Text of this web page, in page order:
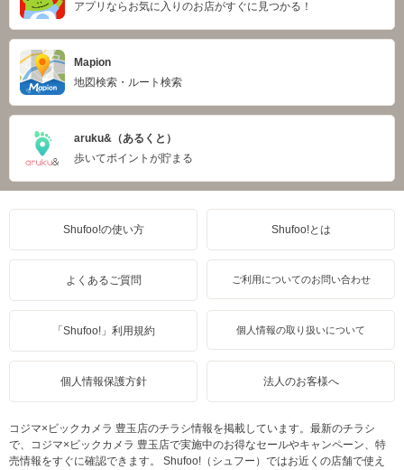
アプリならお気に入りのお店がすぐに見つかる！
Mapion
地図検索・ルート検索
aruku&（あるくと）
歩いてポイントが貯まる
Shufoo!の使い方 Shufoo!とは
よくあるご質問 ご利用についてのお問い合わせ
「Shufoo!」利用規約 個人情報の取り扱いについて
個人情報保護方針 法人のお客様へ
コジマ×ビックカメラ 豊玉店のチラシ情報を掲載しています。最新のチラシ
で、コジマ×ビックカメラ 豊玉店で実施中のお得なセールやキャンペーン、特
売情報をすぐに確認できます。 Shufoo!（シュフー）ではお近くの店舗で使え